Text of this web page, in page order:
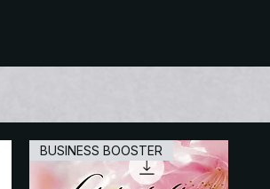
BUSINESS BOOSTER